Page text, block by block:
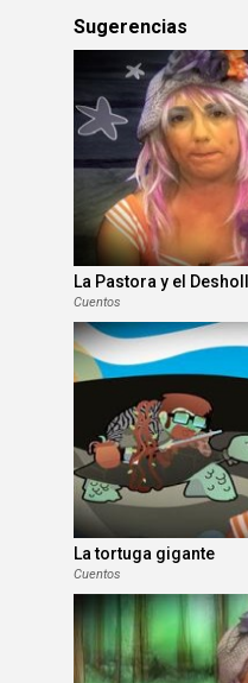
Sugerencias
La Pastora y el
Cuentos
La tortuga gigante
Cuentos